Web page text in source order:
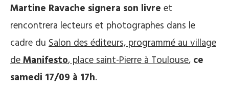
Martine Ravache signera son livre et
rencontrera lecteurs et photographes dans le
cadre du Salon des éditeurs, programmé au village
deManifesto, place saint-Pierre à Toulouse, ce
samedi 17/09 à 17h.